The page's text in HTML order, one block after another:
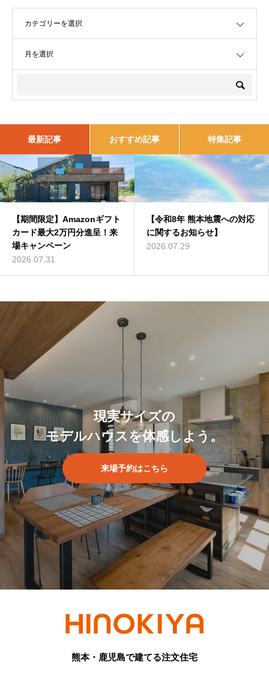
最新記事 おすすめ記事 特集記事
【期間限定】Amazonギフト
カード最大2万円分進呈！来
場キャンペーン
2026.07.31
【令和8年 熊本地震への対応
に関するお知らせ】
2026.07.29
＜終了いたしました＞6/11
（土）12（日）Z空調体感会
｜熊本県八代市長田町
2022.05.22
＜終了いたしました＞5/21
（土）22（日）平屋実例見
学会｜熊本県人吉市下原田町
現実サイズの
モデルハウスを体感しよう。
来場予約はこちら
熊本・鹿児島で建てる注文住宅